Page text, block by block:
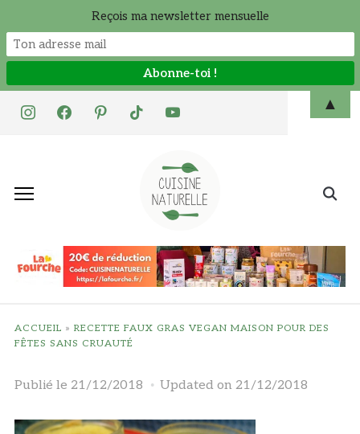
instagramfacebookpinteresttiktok youtube
Search
ACCUEIL » RECETTE FAUX GRAS VEGAN MAISON POUR DES
FÊTES SANS CRUAUTÉ
Publié le 21/12/2018 Updated on 21/12/2018
Reçois ma newsletter mensuelle
▲